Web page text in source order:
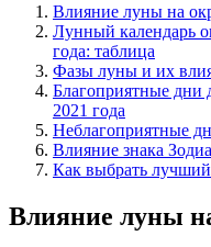
Влияние луны на
Лунный календарь
года: таблица
Фазы луны и их
Благоприятные дни
2021 года
Неблагоприятные
Влияние знака
Как выбрать
Влияние луны